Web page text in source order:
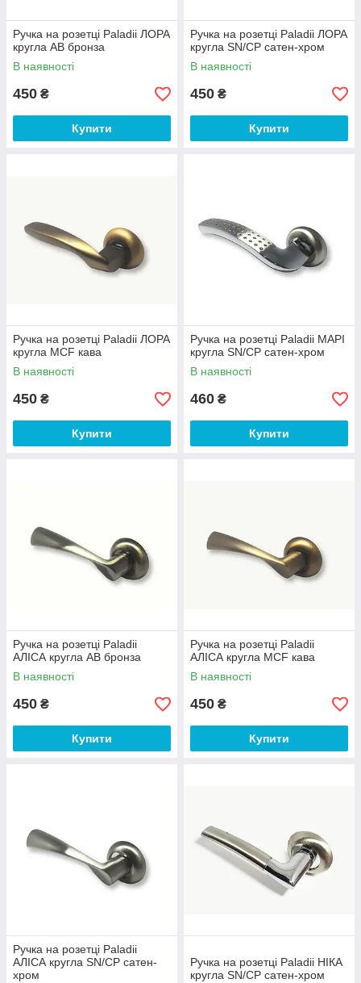
Ручка на розетці Paladii ЛОРА
кругла AB бронза
В наявності
450 ₴
Купити
Ручка на розетці Paladii ЛОРА
кругла SN/CP сатен-хром
В наявності
450 ₴
Купити
Ручка на розетці Paladii ЛОРА
кругла MCF кава
В наявності
450 ₴
Купити
Ручка на розетці Paladii МАРІ
кругла SN/CP сатен-хром
В наявності
460 ₴
Купити
Ручка на розетці Paladii
АЛІСА кругла AB бронза
В наявності
450 ₴
Купити
Ручка на розетці Paladii
АЛІСА кругла MCF кава
В наявності
450 ₴
Купити
Ручка на розетці Paladii
АЛІСА кругла SN/CP сатен-
хром
Ручка на розетці Paladii НІКА
кругла SN/CP сатен-хром